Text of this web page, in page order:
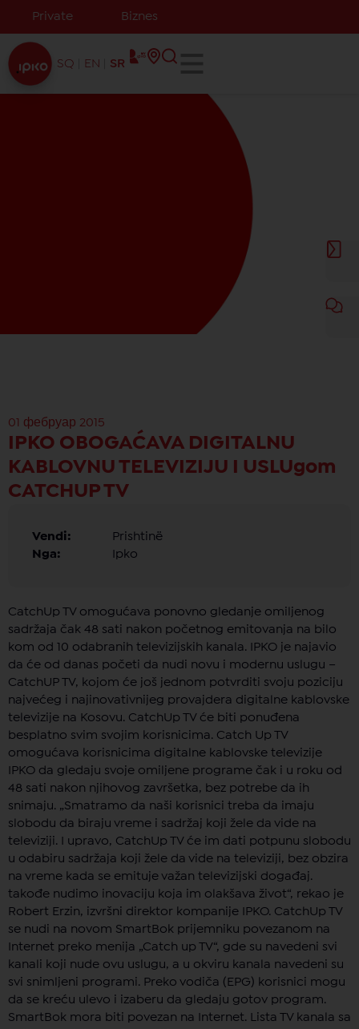
Private Biznes
SQ EN SR
01 фебруар 2015
IPKO OBOGAĆAVA DIGITALNU
KABLOVNU TELEVIZIJU I USLUgom
CATCHUP TV
Vendi:
Prishtinë
Nga:
Ipko
CatchUp TV omogućava ponovno gledanje omiljenog
sadržaja čak 48 sati nakon početnog emitovanja na bilo
kom od 10 odabranih televizijskih kanala. IPKO je najavio
da će od danas početi da nudi novu i modernu uslugu –
CatchUP TV, kojom će još jednom potvrditi svoju poziciju
najvećeg i najinovativnijeg provajdera digitalne kablovske
televizije na Kosovu. CatchUp TV će biti ponuđena
besplatno svim svojim korisnicima. Catch Up TV
omogućava korisnicima digitalne kablovske televizije
IPKO da gledaju svoje omiljene programe čak i u roku od
48 sati nakon njihovog završetka, bez potrebe da ih
snimaju. „Smatramo da naši korisnici treba da imaju
slobodu da biraju vreme i sadržaj koji žele da vide na
televiziji. I upravo, CatchUp TV će im dati potpunu slobodu
u odabiru sadržaja koji žele da vide na televiziji, bez obzira
na vreme kada se emituje važan televizijski događaj.
takođe nudimo inovaciju koja im olakšava život“, rekao je
Robert Erzin, izvršni direktor kompanije IPKO. CatchUp TV
se nudi na novom SmartBok prijemniku povezanom na
Internet preko menija „Catch up TV“, gde su navedeni svi
kanali koji nude ovu uslugu, a u okviru kanala navedeni su
svi snimljeni programi. Preko vodiča (EPG) korisnici mogu
da se kreću ulevo i izaberu da gledaju gotov program.
SmartBok mora biti povezan na Internet. Lista TV kanala sa